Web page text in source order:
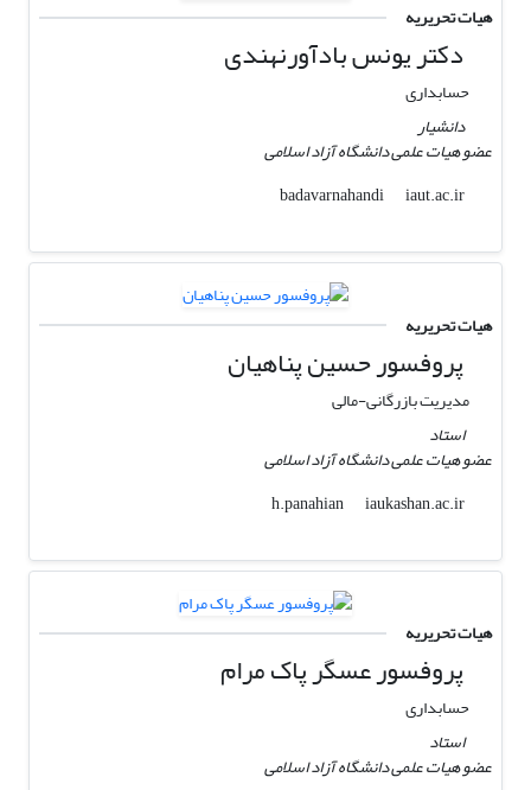
هیات تحریریه
دکتر یونس بادآورنهندی
حسابداری
دانشیار
عضو هیات علمی دانشگاه آزاد اسلامی
badavarnahandi
iaut.ac.ir
هیات تحریریه
پروفسور حسین پناهیان
مدیریت بازرگانی-مالی
استاد
عضو هیات علمی دانشگاه آزاد اسلامی
h.panahian
iaukashan.ac.ir
هیات تحریریه
پروفسور عسگر پاک مرام
حسابداری
استاد
عضو هیات علمی دانشگاه آزاد اسلامی